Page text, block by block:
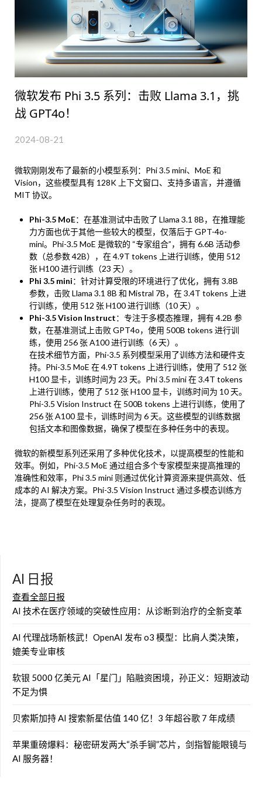
微软发布 Phi 3.5 系列：击败 Llama 3.1，挑
战 GPT4o！
2024-08-21
微软刚刚发布了最新的小模型系列：Phi 3.5 mini、MoE 和
Vision，这些模型具有 128K 上下文窗口、支持多语言，并遵循
MIT 协议。
Phi-3.5 MoE：在基准测试中击败了 Llama 3.1 8B，在推理能
力方面也优于其他一些较大的模型，仅落后于 GPT-4o-
mini。Phi-3.5 MoE 是微软的 “专家组合”，拥有 6.6B 活动参
数（总参数 42B），在 4.9T tokens 上进行训练，使用 512
张 H100 进行训练（23 天）。
Phi 3.5 mini：针对计算受限的环境进行了优化，拥有 3.8B
参数，击败 Llama 3.1 8B 和 Mistral 7B，在 3.4T tokens 上进
行训练，使用 512 张 H100 进行训练（10 天）。
Phi-3.5 Vision Instruct：专注于多模态推理，拥有 4.2B 参
数，在基准测试上击败 GPT4o，使用 500B tokens 进行训
练，使用 256 张 A100 进行训练（6 天）。
在技术细节方面，Phi-3.5 系列模型采用了训练方法和硬件支
持。Phi-3.5 MoE 在 4.9T tokens 上进行训练，使用了 512 张
H100 显卡，训练时间为 23 天。Phi 3.5 mini 在 3.4T tokens
上进行训练，使用了 512 张 H100 显卡，训练时间为 10 天。
Phi-3.5 Vision Instruct 在 500B tokens 上进行训练，使用了
256 张 A100 显卡，训练时间为 6 天。这些模型的训练数据
包括文本和图像数据，确保了模型在多种任务中的表现。
微软的新模型系列还采用了多种优化技术，以提高模型的性能和
效率。例如，Phi-3.5 MoE 通过组合多个专家模型来提高推理的
准确性和效率，Phi 3.5 mini 则通过优化计算资源来提供高效、低
成本的 AI 解决方案。Phi-3.5 Vision Instruct 通过多模态训练方
法，提高了模型在处理复杂任务时的表现。
AI 日报
查看全部日报
AI 技术在医疗领域的突破性应用：从诊断到治疗的全新变革
AI 代理战场新核武！OpenAI 发布 o3 模型：比肩人类决策，
媲美专业审核
软银 5000 亿美元 AI「星门」陷融资困境，孙正义：短期波动
不足为惧
贝索斯加持 AI 搜索新星估值 140 亿！3 年超谷歌 7 年成绩
苹果重磅爆料：秘密研发两大“杀手锏”芯片，剑指智能眼镜与
AI 服务器！